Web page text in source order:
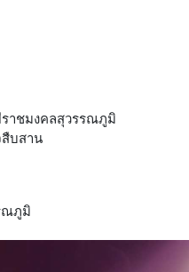
ราชมงคลสุวรรณภูมิ
สืบสาน
ณภูมิ